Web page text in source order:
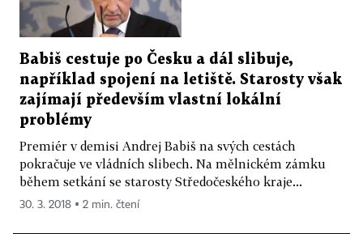
Babiš cestuje po Česku a dál slibuje,
například spojení na letiště. Starosty však
zajímají především vlastní lokální
problémy
Premiér v demisi Andrej Babiš na svých cestách
pokračuje ve vládních slibech. Na mělnickém zámku
během setkání se starosty Středočeského kraje...
30. 3. 2018 ▪ 2 min. čtení